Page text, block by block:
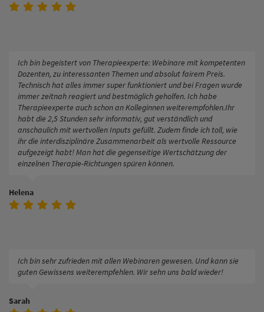
Ich bin begeistert von Therapieexperte: Webinare mit kompetenten
Dozenten, zu interessanten Themen und absolut fairem Preis.
Technisch hat alles immer super funktioniert und bei Fragen wurde
immer zeitnah reagiert und bestmöglich geholfen. Ich habe
Therapieexperte auch schon an Kolleginnen weiterempfohlen.Ihr
habt die 2,5 Stunden sehr informativ, gut verständlich und
anschaulich mit wertvollen Inputs gefüllt. Zudem finde ich toll, wie
ihr die interdisziplinäre Zusammenarbeit als wertvolle Ressource
aufgezeigt habt! Man hat die gegenseitige Wertschätzung der
einzelnen Therapie-Richtungen spüren können.
Helena
Ich bin sehr zufrieden mit allen Webinaren gewesen. Und kann sie
guten Gewissens weiterempfehlen. Wir sehn uns bald wieder!
Sarah